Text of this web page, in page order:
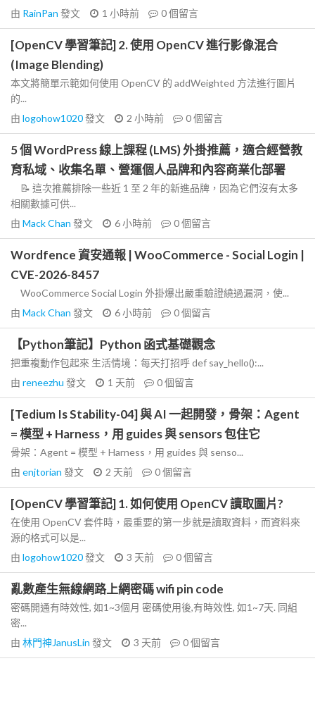
由 RainPan 發文 1 小時前 0個留言
[OpenCV 學習筆記] 2. 使用 OpenCV 進行影像混合
(Image Blending)
本文將簡單示範如何使用 OpenCV 的 addWeighted 方法進行圖片
的...
由 logohow1020發文 2 小時前 0個留言
5 個 WordPress 線上課程 (LMS) 外掛推薦，適合經營教
育私域、收集名單、營運個人品牌和內容商業化部署
📝 這次推薦排除一些近 1 至 2 年的新進品牌，因為它們沒有太多
相關數據可供...
由 Mack Chan 發文 6 小時前 0個留言
Wordfence 資安通報 | WooCommerce - Social Login |
CVE-2026-8457
WooCommerce Social Login 外掛爆出嚴重驗證繞過漏洞，使...
由 Mack Chan 發文 6 小時前 0個留言
【Python筆記】Python 函式基礎觀念
把重複動作包起來 生活情境：每天打招呼 def say_hello():...
由 reneezhu 發文 1 天前 0個留言
[Tedium Is Stability-04] 與 AI 一起開發，骨架：Agent
= 模型 + Harness，用 guides 與 sensors 包住它
骨架：Agent = 模型 + Harness，用 guides 與 senso...
由 enjtorian 發文 2 天前 0個留言
[OpenCV 學習筆記] 1. 如何使用 OpenCV 讀取圖片?
在使用 OpenCV 套件時，最重要的第一步就是讀取資料，而資料來
源的格式可以是...
由 logohow1020發文 3 天前 0個留言
亂數產生無線網路上網密碼 wifi pin code
密碼開通有時效性, 如1~3個月 密碼使用後,有時效性, 如1~7天. 同組
密...
由 林門神JanusLin 發文 3 天前 0個留言